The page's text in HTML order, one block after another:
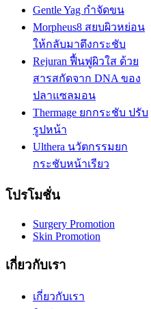
Gentle Yag กำจัดขน
Morpheus8 สยบผิวหย่อน
ให้กลับมาตึงกระชับ
Rejuran ฟื้นฟูผิวใส ด้วย
สารสกัดจาก DNA ของ
ปลาแซลมอน
Thermage ยกกระชับ ปรับ
รูปหน้า
Ulthera นวัตกรรมยก
กระชับหน้าเรียว
โปรโมชั่น
Surgery Promotion
Skin Promotion
เกี่ยวกับเรา
เกี่ยวกับเรา